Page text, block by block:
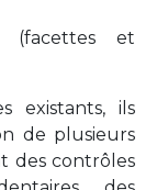
(facettes et
existants, ils
de plusieurs
des contrôles